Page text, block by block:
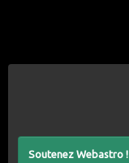
Soutenez Webastro !